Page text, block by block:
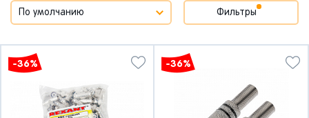
Фильтры
-36% -36%